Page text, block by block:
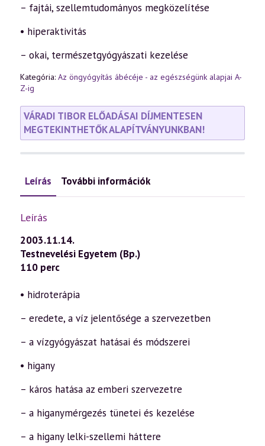
– fajtái, szellemtudományos megközelítése
• hiperaktivitás
– okai, természetgyógyászati kezelése
Kategória: Az öngyógyítás ábécéje - az egészségünk alapjai A-
Z-ig
VÁRADI TIBOR ELŐADÁSAI DÍJMENTESEN
MEGTEKINTHETŐK ALAPÍTVÁNYUNKBAN!
Leírás További információk
Leírás
2003.11.14.
Testnevelési Egyetem (Bp.)
110 perc
• hidroterápia
– eredete, a víz jelentősége a szervezetben
– a vízgyógyászat hatásai és módszerei
• higany
– káros hatása az emberi szervezetre
– a higanymérgezés tünetei és kezelése
– a higany lelki-szellemi háttere